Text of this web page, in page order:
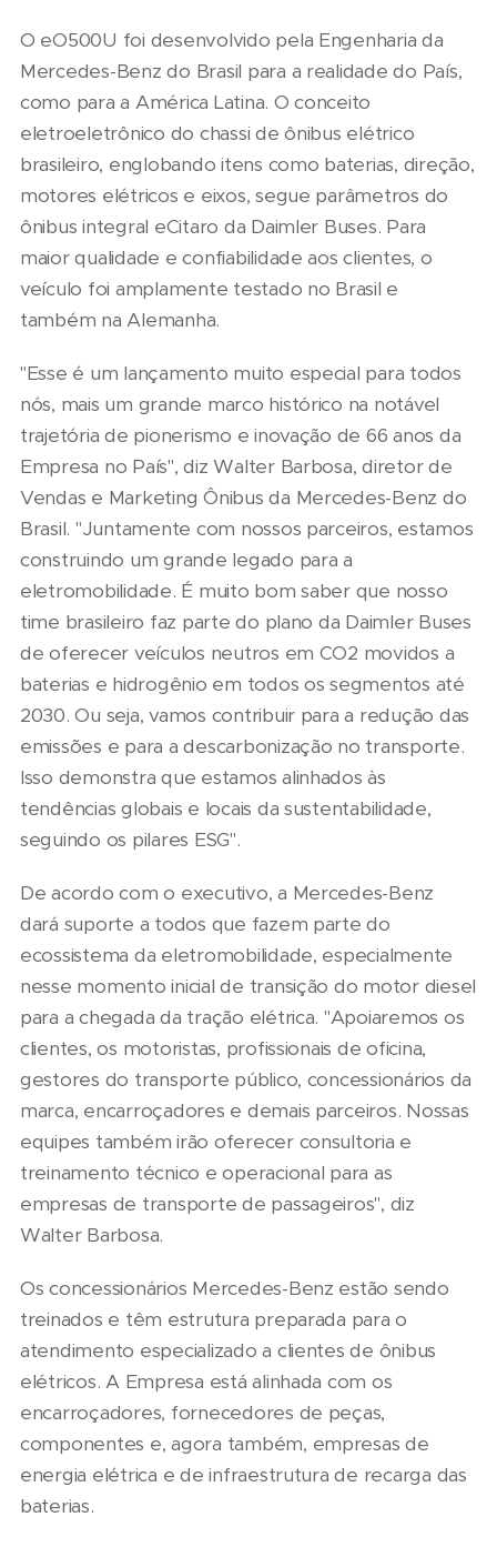
O eO500U foi desenvolvido pela Engenharia da
Mercedes-Benz do Brasil para a realidade do País,
como para a América Latina. O conceito
eletroeletrônico do chassi de ônibus elétrico
brasileiro, englobando itens como baterias, direção,
motores elétricos e eixos, segue parâmetros do
ônibus integral eCitaro da Daimler Buses. Para
maior qualidade e confiabilidade aos clientes, o
veículo foi amplamente testado no Brasil e
também na Alemanha.
"Esse é um lançamento muito especial para todos
nós, mais um grande marco histórico na notável
trajetória de pionerismo e inovação de 66 anos da
Empresa no País", diz Walter Barbosa, diretor de
Vendas e Marketing Ônibus da Mercedes-Benz do
Brasil. "Juntamente com nossos parceiros, estamos
construindo um grande legado para a
eletromobilidade. É muito bom saber que nosso
time brasileiro faz parte do plano da Daimler Buses
de oferecer veículos neutros em CO2 movidos a
baterias e hidrogênio em todos os segmentos até
2030. Ou seja, vamos contribuir para a redução das
emissões e para a descarbonização no transporte.
Isso demonstra que estamos alinhados às
tendências globais e locais da sustentabilidade,
seguindo os pilares ESG".
De acordo com o executivo, a Mercedes-Benz
dará suporte a todos que fazem parte do
ecossistema da eletromobilidade, especialmente
nesse momento inicial de transição do motor diesel
para a chegada da tração elétrica. "Apoiaremos os
clientes, os motoristas, profissionais de oficina,
gestores do transporte público, concessionários da
marca, encarroçadores e demais parceiros. Nossas
equipes também irão oferecer consultoria e
treinamento técnico e operacional para as
empresas de transporte de passageiros", diz
Walter Barbosa.
Os concessionários Mercedes-Benz estão sendo
treinados e têm estrutura preparada para o
atendimento especializado a clientes de ônibus
elétricos. A Empresa está alinhada com os
encarroçadores, fornecedores de peças,
componentes e, agora também, empresas de
energia elétrica e de infraestrutura de recarga das
baterias.